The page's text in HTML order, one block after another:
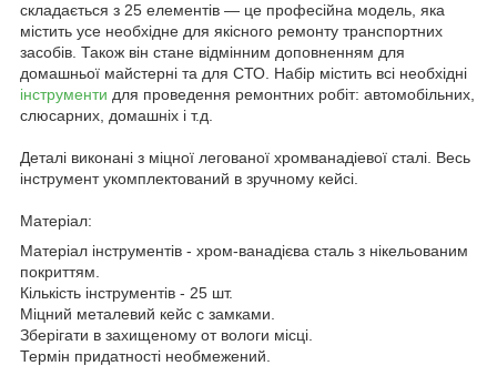
складається з 25 елементів — це професійна модель, яка
містить усе необхідне для якісного ремонту транспортних
засобів. Також він стане відмінним доповненням для
домашньої майстерні та для СТО. Набір містить всі необхідні
інструменти для проведення ремонтних робіт: автомобільних,
слюсарних, домашніх і т.д.
Деталі виконані з міцної легованої хромванадіевої сталі. Весь
інструмент укомплектований в зручному кейсі.
Матеріал:
Матеріал інструментів - хром-ванадієва сталь з нікельованим
покриттям.
Кількість інструментів - 25 шт.
Міцний металевий кейс с замками.
Зберігати в захищеному от вологи місці.
Термін придатності необмежений.